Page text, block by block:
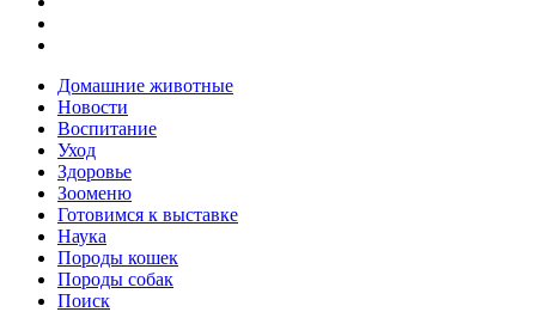
Домашние животные
Новости
Воспитание
Уход
Здоровье
Зооменю
Готовимся к выставке
Наука
Породы кошек
Породы собак
Поиск